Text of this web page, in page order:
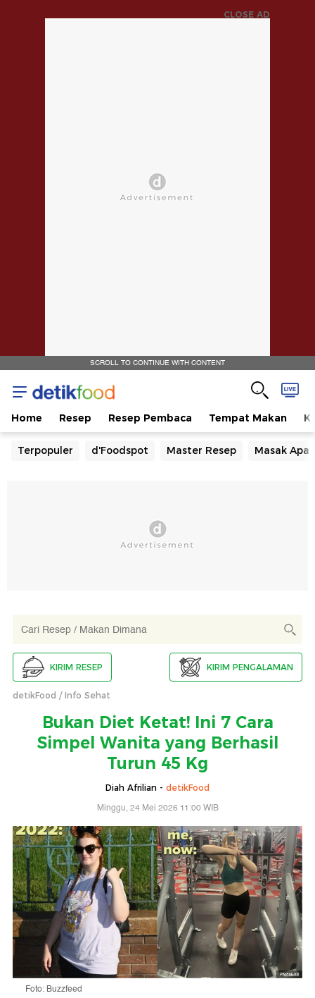
CLOSE AD
SCROLL TO CONTINUE WITH CONTENT
Home Resep Resep Pembaca Tempat Makan
Terpopuler d'Foodspot Master Resep Masak Apa
KIRIM RESEP KIRIM PENGALAMAN
detikFood Info Sehat
Bukan Diet Ketat! Ini 7 Cara
Simpel Wanita yang Berhasil
Turun 45 Kg
Diah Afrilian - detikFood
Minggu, 24 Mei 2026 11:00 WIB
Foto: Buzzfeed